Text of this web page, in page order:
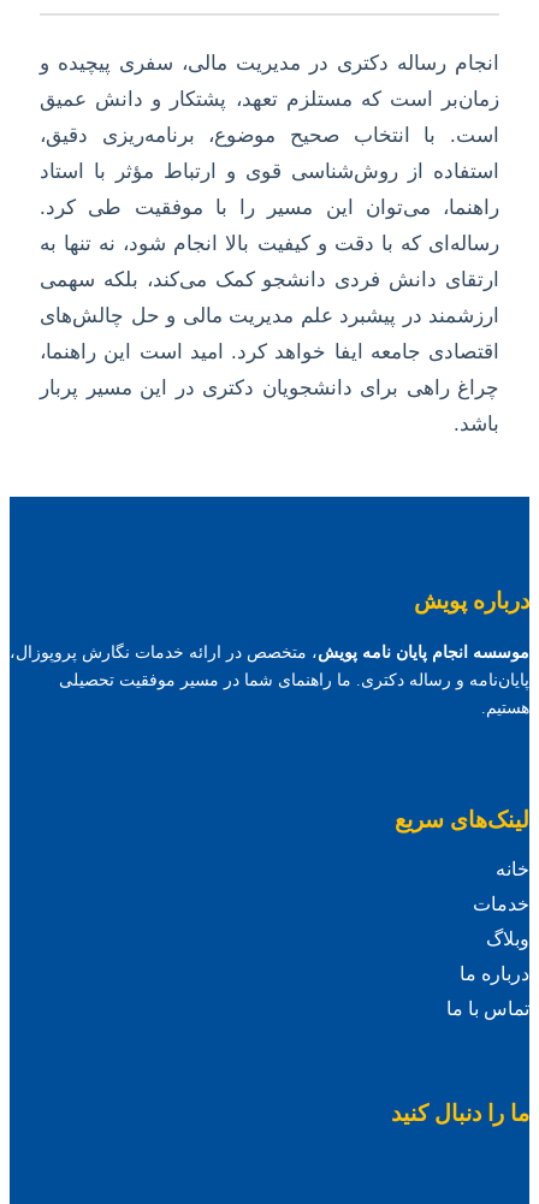
انجام رساله دکتری در مدیریت مالی، سفری پیچیده و
زمان‌بر است که مستلزم تعهد، پشتکار و دانش عمیق
است. با انتخاب صحیح موضوع، برنامه‌ریزی دقیق،
استفاده از روش‌شناسی قوی و ارتباط مؤثر با استاد
راهنما، می‌توان این مسیر را با موفقیت طی کرد.
رساله‌ای که با دقت و کیفیت بالا انجام شود، نه تنها به
ارتقای دانش فردی دانشجو کمک می‌کند، بلکه سهمی
ارزشمند در پیشبرد علم مدیریت مالی و حل چالش‌های
اقتصادی جامعه ایفا خواهد کرد. امید است این راهنما،
چراغ راهی برای دانشجویان دکتری در این مسیر پربار
باشد.
درباره پویش
موسسه انجام پایان نامه پویش، متخصص در ارائه خدمات نگارش پروپوزال،
پایان‌نامه و رساله دکتری. ما راهنمای شما در مسیر موفقیت تحصیلی
هستیم.
لینک‌های سریع
خانه
خدمات
وبلاگ
درباره ما
تماس با ما
ما را دنبال کنید